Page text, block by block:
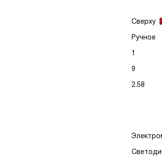
Сверху
Ручное
1
9
2.58